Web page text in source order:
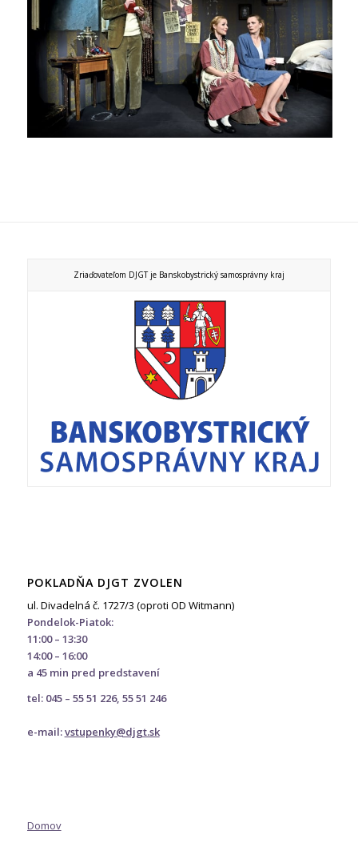
Zriaďovateľom DJGT je Banskobystrický samosprávny kraj
POKLADŇA DJGT ZVOLEN
ul. Divadelná č. 1727/3 (oproti OD Witmann)
Pondelok-Piatok:
11:00 – 13:30
14:00 – 16:00
a 45 min pred predstavení
tel: 045 – 55 51 226, 55 51 246
e-mail:vstupenky@djgt.sk
Domov